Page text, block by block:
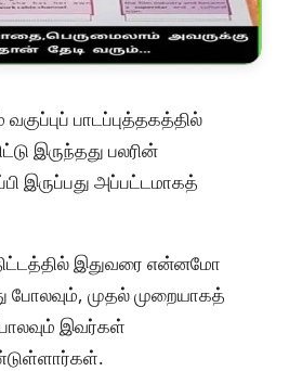
பாடப்புத்தகத்தில்
இருந்தது பலரின்
இருப்பது அப்பட்டமாகத்
இதுவரை என்னமோ
போலவும், முதல் முறையாகத்
இவர்கள்